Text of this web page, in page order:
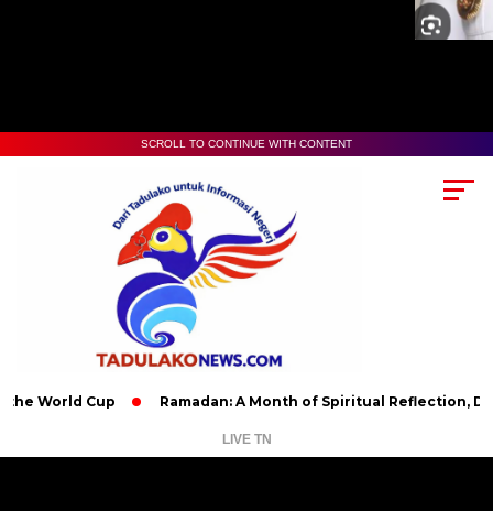
SCROLL TO CONTINUE WITH CONTENT
Cup Ramadan: A Month of Spiritual Reflection,
LIVE TN